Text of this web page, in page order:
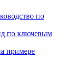
по
по ключевым
примере